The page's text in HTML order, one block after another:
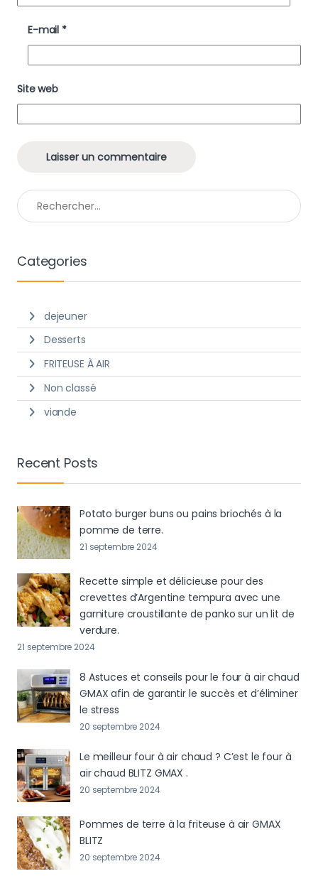
E-mail *
Site web
Rechercher :
Categories
dejeuner
Desserts
FRITEUSE À AIR
Non classé
viande
Recent Posts
Potato burger buns ou pains briochés à la
pomme de terre.
21 septembre 2024
Recette simple et délicieuse pour des
crevettes d’Argentine tempura avec une
garniture croustillante de panko sur un lit de
verdure.
21 septembre 2024
8 Astuces et conseils pour le four à air chaud
GMAX afin de garantir le succès et d’éliminer
le stress
20 septembre 2024
Le meilleur four à air chaud ? C’est le four à
air chaud BLITZ GMAX .
20 septembre 2024
Pommes de terre à la friteuse à air GMAX
BLITZ
20 septembre 2024